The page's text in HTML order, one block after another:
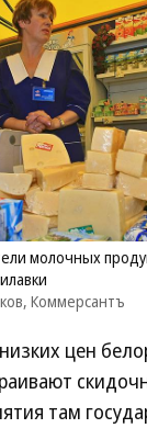
молочных
Коммерсантъ
цен
там